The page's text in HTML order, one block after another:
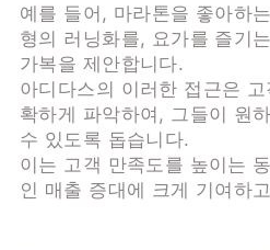
예를 들어, 마라톤을 좋아하
형의 러닝화를, 요가를 즐기
가복을 제안합니다.
아디다스의 이러한 접근은
확하게 파악하여, 그들이 원
수 있도록 돕습니다.
이는 고객 만족도를 높이는
인 매출 증대에 크게 기여하